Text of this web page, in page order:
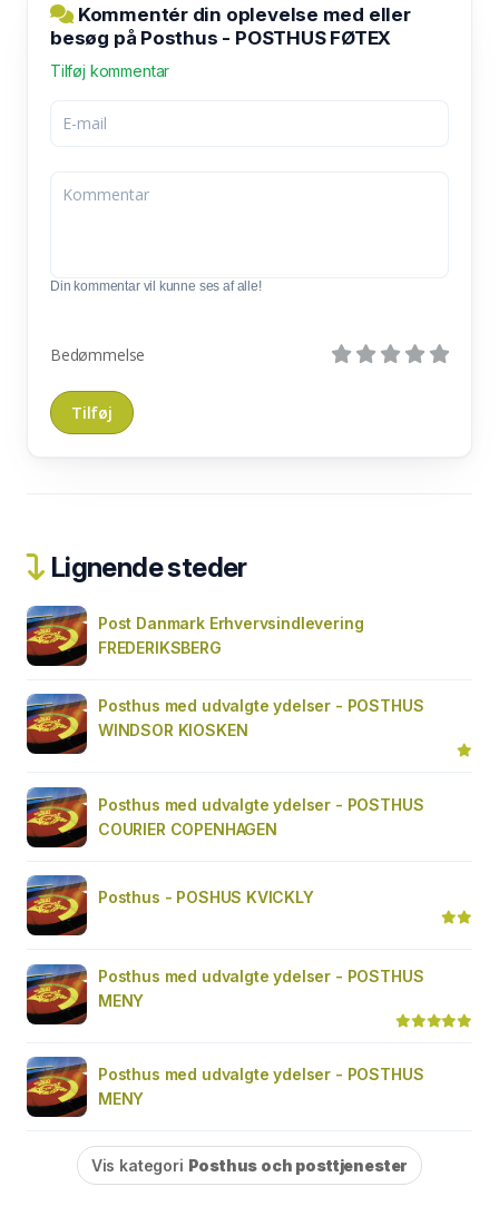
Kommentér din oplevelse med eller
besøg på Posthus - POSTHUS FØTEX
Tilføj kommentar
Din kommentar vil kunne ses af alle!
Bedømmelse
Lignende steder
Post Danmark Erhvervsindlevering
FREDERIKSBERG
Posthus med udvalgte ydelser - POSTHUS
WINDSOR KIOSKEN
Posthus med udvalgte ydelser - POSTHUS
COURIER COPENHAGEN
Posthus - POSHUS KVICKLY
Posthus med udvalgte ydelser - POSTHUS
MENY
Posthus med udvalgte ydelser - POSTHUS
MENY
Vis kategori Posthus och posttjenester